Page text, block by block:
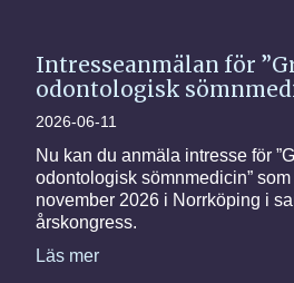
Intresseanmälan för
odontologisk
2026-06-11
Nu kan du anmäla intresse för
odontologisk sömnmedicin”
november 2026 i Norrköping i
årskongress.
Läs mer